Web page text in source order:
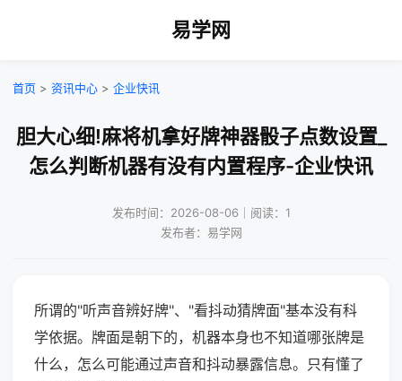
易学网
首页 > 资讯中心 > 企业快讯
胆大心细!麻将机拿好牌神器骰子点数设置_
怎么判断机器有没有内置程序-企业快讯
发布时间：2026-08-06｜阅读：1
发布者：易学网
所谓的"听声音辨好牌"、"看抖动猜牌面"基本没有科
学依据。牌面是朝下的，机器本身也不知道哪张牌是
什么，怎么可能通过声音和抖动暴露信息。只有懂了